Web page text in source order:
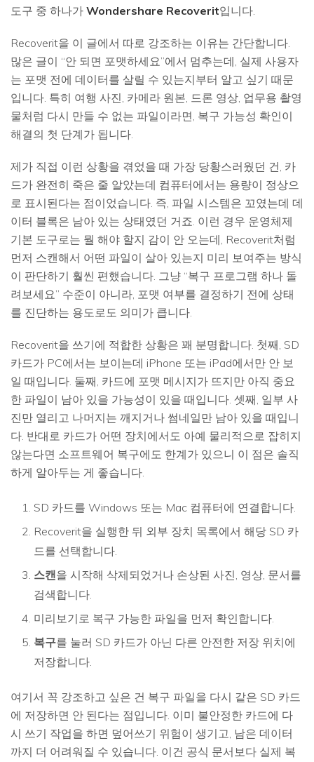
도구 중 하나가 Wondershare Recoverit입니다.
Recoverit을 이 글에서 따로 강조하는 이유는 간단합니다.
많은 글이 “안 되면 포맷하세요”에서 멈추는데, 실제 사용자
는 포맷 전에 데이터를 살릴 수 있는지부터 알고 싶기 때문
입니다. 특히 여행 사진, 카메라 원본, 드론 영상, 업무용 촬영
물처럼 다시 만들 수 없는 파일이라면, 복구 가능성 확인이
해결의 첫 단계가 됩니다.
제가 직접 이런 상황을 겪었을 때 가장 당황스러웠던 건, 카
드가 완전히 죽은 줄 알았는데 컴퓨터에서는 용량이 정상으
로 표시된다는 점이었습니다. 즉, 파일 시스템은 꼬였는데 데
이터 블록은 남아 있는 상태였던 거죠. 이런 경우 운영체제
기본 도구로는 뭘 해야 할지 감이 안 오는데, Recoverit처럼
먼저 스캔해서 어떤 파일이 살아 있는지 미리 보여주는 방식
이 판단하기 훨씬 편했습니다. 그냥 “복구 프로그램 하나 돌
려보세요” 수준이 아니라, 포맷 여부를 결정하기 전에 상태
를 진단하는 용도로도 의미가 큽니다.
Recoverit을 쓰기에 적합한 상황은 꽤 분명합니다. 첫째, SD
카드가 PC에서는 보이는데 iPhone 또는 iPad에서만 안 보
일 때입니다. 둘째, 카드에 포맷 메시지가 뜨지만 아직 중요
한 파일이 남아 있을 가능성이 있을 때입니다. 셋째, 일부 사
진만 열리고 나머지는 깨지거나 썸네일만 남아 있을 때입니
다. 반대로 카드가 어떤 장치에서도 아예 물리적으로 잡히지
않는다면 소프트웨어 복구에도 한계가 있으니 이 점은 솔직
하게 알아두는 게 좋습니다.
SD 카드를 Windows 또는 Mac 컴퓨터에 연결합니다.
Recoverit을 실행한 뒤 외부 장치 목록에서 해당 SD 카
드를 선택합니다.
스캔을 시작해 삭제되었거나 손상된 사진, 영상, 문서를
검색합니다.
미리보기로 복구 가능한 파일을 먼저 확인합니다.
복구를 눌러 SD 카드가 아닌 다른 안전한 저장 위치에
저장합니다.
여기서 꼭 강조하고 싶은 건 복구 파일을 다시 같은 SD 카드
에 저장하면 안 된다는 점입니다. 이미 불안정한 카드에 다
시 쓰기 작업을 하면 덮어쓰기 위험이 생기고, 남은 데이터
까지 더 어려워질 수 있습니다. 이건 공식 문서보다 실제 복